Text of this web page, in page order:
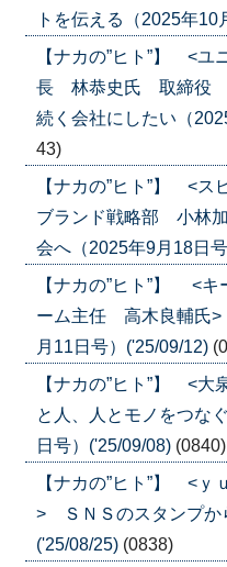
トを伝える（2025年
【ナカの”ヒト”】 <
長 林恭史氏 取締役
続く会社にしたい（
43)
【ナカの”ヒト”】 <
ブランド戦略部 小林
会へ（2025年9月18日
【ナカの”ヒト”】 <
ーム主任 高木良輔氏
月11日号）('25/09/12)
【ナカの”ヒト”】 <
と人、人とモノをつな
日号）('25/09/08) (0840)
【ナカの”ヒト”】 <
> ＳＮＳのスタンプか
('25/08/25) (0838)